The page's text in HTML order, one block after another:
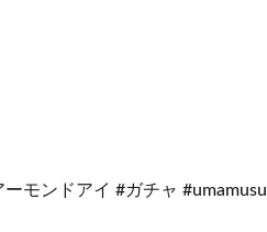
モンドアイ #ガチャ